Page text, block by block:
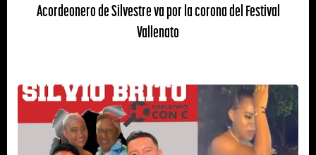
Acordeonero de Silvestre va por la corona del Festival
Vallenato